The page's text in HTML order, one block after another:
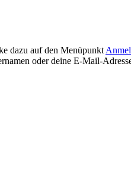
dazu auf den Menüpunkt
oder deine E-Mail-